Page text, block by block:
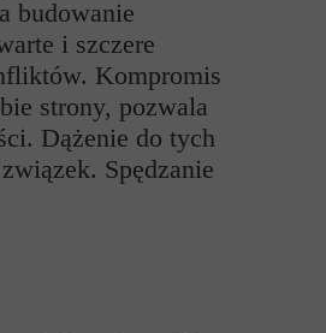
budowanie
i szczere
Kompromis
strony, pozwala
Dążenie do tych
Spędzanie